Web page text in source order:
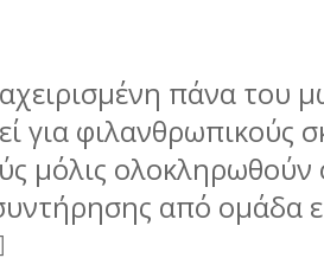
πάνα του
για φιλανθρωπικούς
µόλις ολοκληρωθούν
από οµάδα